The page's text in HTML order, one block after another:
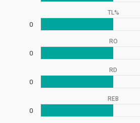
TL%
0
RO
0
RD
0
REB
0